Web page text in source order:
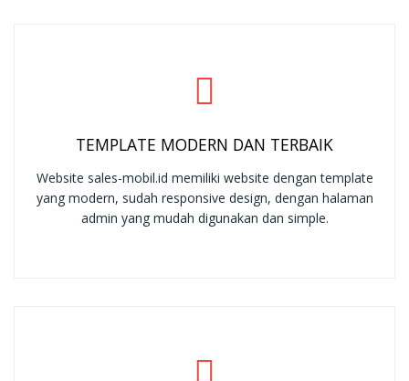
TEMPLATE MODERN DAN TERBAIK
Website sales-mobil.id memiliki website dengan template
yang modern, sudah responsive design, dengan halaman
admin yang mudah digunakan dan simple.